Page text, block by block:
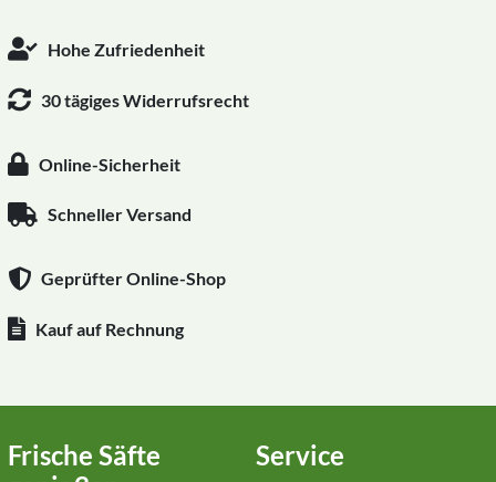
Hohe Zufriedenheit
30 tägiges Widerrufsrecht
Online-Sicherheit
Schneller Versand
Geprüfter Online-Shop
Kauf auf Rechnung
Frische Säfte
Service